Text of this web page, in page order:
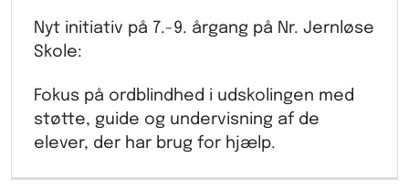
Nyt initiativ på 7.-9. årgang på Nr. Jernløse
Skole:
Fokus på ordblindhed i udskolingen med
støtte, guide og undervisning af de
elever, der har brug for hjælp.